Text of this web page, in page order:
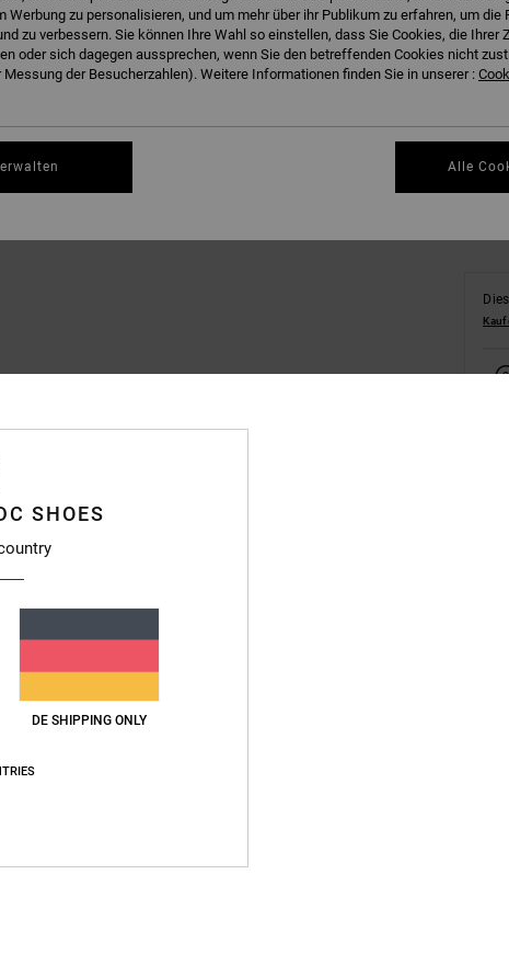
SHOES
DE SHIPPING ONLY
Werbung zu personalisieren, und um mehr über ihr Publikum zu erfahren, um die
zu verbessern. Sie können Ihre Wahl so einstellen, dass Sie Cookies, die Ihrer
oder sich dagegen aussprechen, wenn Sie den betreffenden Cookies nicht
der Besucherzahlen). Weitere Informationen finden Sie in unserer :
Alle